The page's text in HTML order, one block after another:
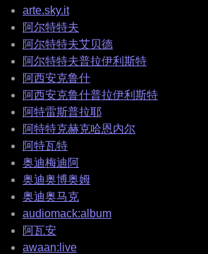
arte.sky.it
阿尔特特夫
阿尔特特夫艾贝德
阿尔特特夫普拉伊利斯特
阿西安克鲁什
阿西安克鲁什普拉伊利斯特
阿特雷斯普拉耶
阿特特克赫克哈恩内尔
阿特瓦特
奥迪梅迪阿
奥迪奥博奥姆
奥迪奥马克
audiomack:album
阿瓦安
awaan:live